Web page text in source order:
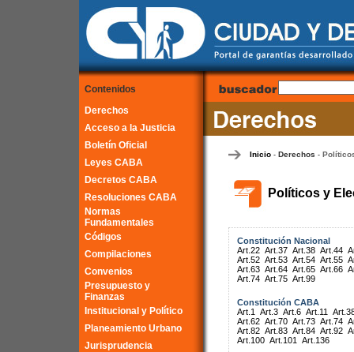
Contenidos
Derechos
Acceso a la Justicia
Boletín Oficial
Leyes CABA
Decretos CABA
Resoluciones CABA
Normas
Fundamentales
Códigos
Compilaciones
Convenios
Presupuesto y
Finanzas
Institucional y Político
Planeamiento Urbano
Jurisprudencia
Inicio- Derechos -
Políticos y
Constitución Nacional
Art.22 Art.37 Art.38 Art.44
Art.52 Art.53 Art.54 Art.55
Art.63 Art.64 Art.65 Art.66
Art.74 Art.75 Art.99
Constitución CABA
Art.1
Art.3 Art.6 Art.11
Art.62 Art.70 Art.73 Art.74
Art.82 Art.83 Art.84 Art.92
Art.100 Art.101 Art.136